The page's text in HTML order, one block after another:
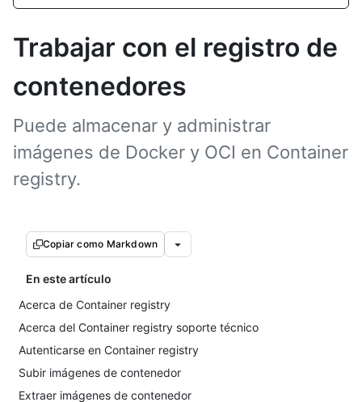
Trabajar con el registro de
contenedores
Puede almacenar y administrar
imágenes de Docker y OCI en Container
registry.
Copiar como Markdown
En este artículo
Acerca de Container registry
Acerca del Container registry soporte técnico
Autenticarse en Container registry
Subir imágenes de contenedor
Extraer imágenes de contenedor